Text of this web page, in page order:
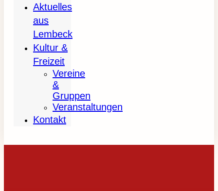
Aktuelles
aus
Lembeck
Kultur &
Freizeit
Vereine
&
Gruppen
Veranstaltungen
Kontakt